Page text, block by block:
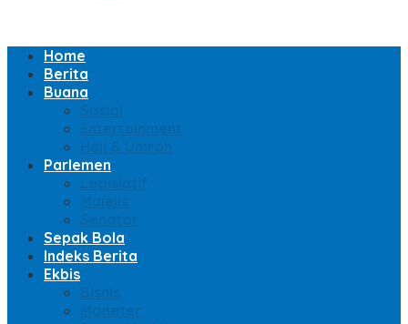
Home
Berita
Buana
Sosial
Entertainment
Haji & Umroh
Parlemen
Legislatif
Majelis
Senator
Sepak Bola
Indeks Berita
Ekbis
Bisnis
Moneter